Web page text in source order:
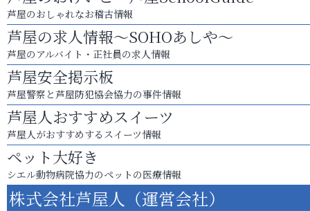
芦屋のおしゃれなお稽古情報
芦屋の求人情報～SOHOあしや～
芦屋のアルバイト・正社員の求人情報
芦屋安全掲示板
芦屋警察と芦屋防犯協会協力の事件情報
芦屋人おすすめスイーツ
芦屋人がおすすめするスイーツ情報
ペット大好き
シエル動物病院協力のペットの医療情報
株式会社芦屋人（運営会社）